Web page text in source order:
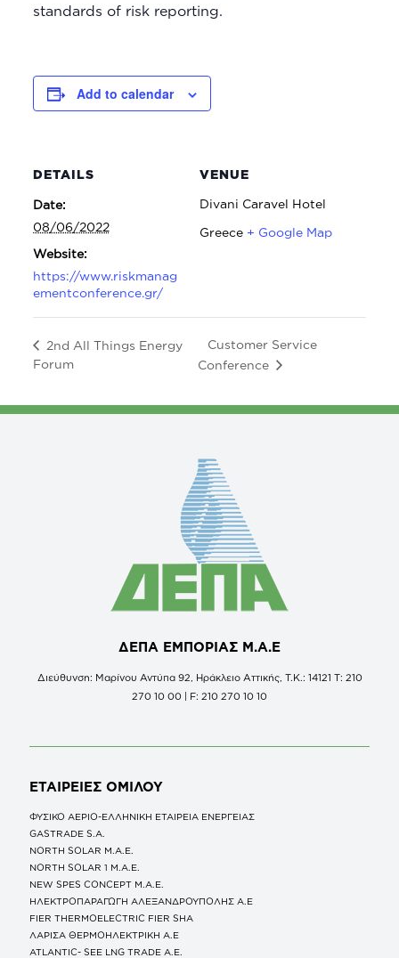
standards of risk reporting.
Add to calendar
DETAILS
Date:
08/06/2022
Website:
https://www.riskmanag
ementconference.gr/
VENUE
Divani Caravel Hotel
Greece + Google Map
2nd All Things Energy
Forum
Customer Service
Conference
ΔΕΠΑ ΕΜΠΟΡΙΑΣ Μ.Α.Ε
Διεύθυνση: Μαρίνου Αντύπα 92, Ηράκλειο Αττικής, Τ.Κ.: 14121 Τ: 210
270 10 00 | F: 210 270 10 10
ΕΤΑΙΡΕΙΕΣ ΟΜΙΛΟΥ
ΦΥΣΙΚΟ ΑΕΡΙΟ-ΕΛΛΗΝΙΚΗ ΕΤΑΙΡΕΙΑ ΕΝΕΡΓΕΙΑΣ
GASTRADE S.A.
NORTH SOLAR M.Α.Ε.
NORTH SOLAR 1 M.Α.Ε.
NEW SPES CONCEPT Μ.Α.Ε.
ΗΛΕΚΤΡΟΠΑΡΑΓΩΓΗ ΑΛΕΞΑΝΔΡΟΥΠΟΛΗΣ A.E
FIER THERMOELECTRIC FIER SHA
ΛΑΡΙΣΑ ΘΕΡΜΟΗΛΕΚΤΡΙΚΗ A.E
ATLANTIC- SEE LNG TRADE A.E.